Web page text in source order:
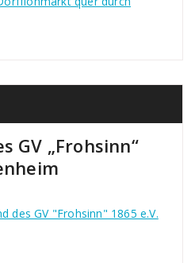
GV „Frohsinn“
des GV "Frohsinn" 1865 e.V.